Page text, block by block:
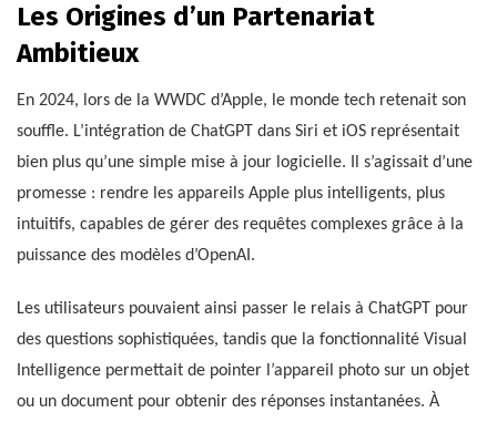
Les Origines d’un Partenariat
Ambitieux
En 2024, lors de la WWDC d’Apple, le monde tech retenait son
souffle. L’intégration de ChatGPT dans Siri et iOS représentait
bien plus qu’une simple mise à jour logicielle. Il s’agissait d’une
promesse : rendre les appareils Apple plus intelligents, plus
intuitifs, capables de gérer des requêtes complexes grâce à la
puissance des modèles d’OpenAI.
Les utilisateurs pouvaient ainsi passer le relais à ChatGPT pour
des questions sophistiquées, tandis que la fonctionnalité Visual
Intelligence permettait de pointer l’appareil photo sur un objet
ou un document pour obtenir des réponses instantanées. À